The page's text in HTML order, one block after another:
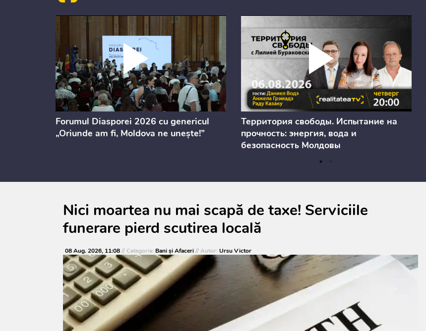
Forumul Diasporei 2026 cu genericul
„Oriunde am fi, Moldova ne unește!”
Территория свободы. Испытание на
прочность: энергия, вода и
безопасность Молдовы
Nici moartea nu mai scapă de taxe! Serviciile
funerare pierd scutirea locală
08 Aug. 2026, 11:08// Categoria: Bani și Afaceri// Autor: Ursu Victor